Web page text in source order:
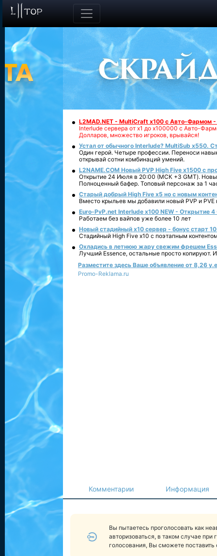
L2MAD.NET - MultiCraft x100 с Авто-Фармом
Interlude сервера от х1 до х100000 с Авто-
Долларов, множество игроков, врывайся!
Устал от обычного Interlude? MultiSub x550.
Один герой. Четыре профессии. Переноси
открывай сотни комбинаций умений.
L2NAME.COM Новый PVP High Five x1500 с
Открытие 24 Июля в 20:00 (МСК +3 GMT).
Полноценный бафер. Топовый персонаж за 1
Старый добрый High Five x5 но с новым
Вместо крыльев мы добавили новый PVP и PVE
Euro-PvP.net Interlude х100 NEW - Открытие 4
Работаем без вайпов уже более 10 лет
Новый стадийный х10 сервер - бонус старт
Стадийный High Five x10 с поэтапным
Охладись в летнюю жару свежим фрешем
Лучший Essence, остальные просто копируют.
Разместите здесь Ваше объявление от 8,26
Promo-Reklama.ru
Комментарии Информация
Вы пытаетесь проголосовать как
авторизоваться, в таком случае при
голосования, Вы сможете поставить